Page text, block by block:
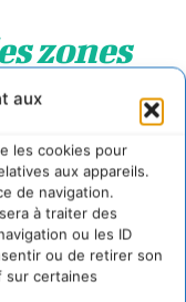
aux
les cookies pour
aux appareils.
de navigation.
à traiter des
ou les ID
ou de retirer son
certaines
zones
à
à la
vie